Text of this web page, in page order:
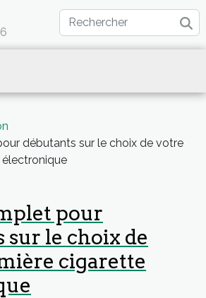
débutants sur le choix de votre
pour
sur le choix de
cigarette